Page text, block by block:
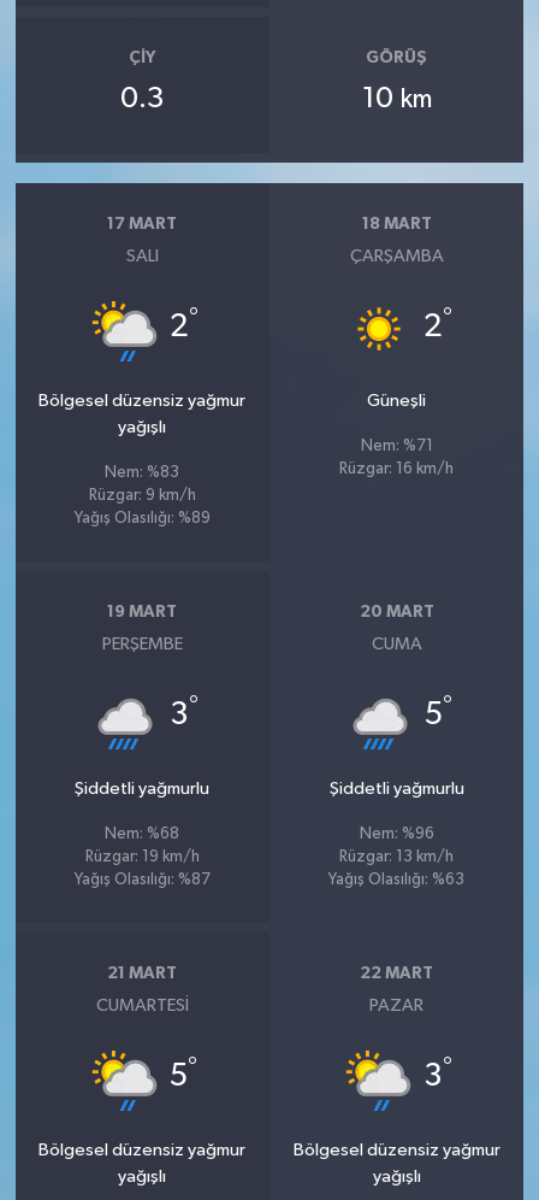
ÇIY
0.3
GÖRÜŞ
10 km
17 MART
SALI
2°
Bölgesel düzensiz yağmur
yağışlı
Nem: %83
Rüzgar: 9 km/h
Yağış Olasılığı: %89
18 MART
ÇARŞAMBA
2°
Güneşli
Nem: %71
Rüzgar: 16 km/h
19 MART
PERŞEMBE
3°
Şiddetli yağmurlu
Nem: %68
Rüzgar: 19 km/h
Yağış Olasılığı: %87
20 MART
CUMA
5°
Şiddetli yağmurlu
Nem: %96
Rüzgar: 13 km/h
Yağış Olasılığı: %63
21 MART
CUMARTESI
5°
Bölgesel düzensiz yağmur
yağışlı
22 MART
PAZAR
3°
Bölgesel düzensiz yağmur
yağışlı